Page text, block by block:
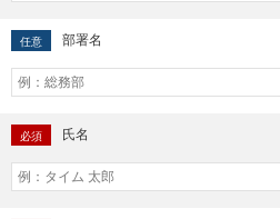
任意 部署名
必須 氏名